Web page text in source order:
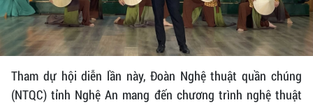
Tham dự hội diễn lần này, Đoàn Nghệ thuật quần chúng
(NTQC) tỉnh Nghệ An mang đến chương trình nghệ thuật